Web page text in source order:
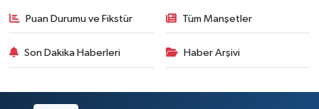
Puan Durumu ve Fikstür Tüm Manşetler
Son Dakika Haberleri Haber Arşivi